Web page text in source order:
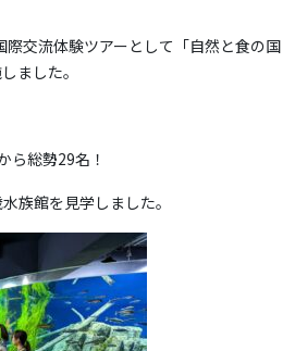
交流体験ツアーとして「自然と食の国
ました。
ら総勢29名！
族館を見学しました。